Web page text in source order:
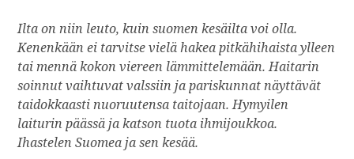
Ilta on niin leuto, kuin suomen kesäilta voi olla.
Kenenkään ei tarvitse vielä hakea pitkähihaista ylleen
tai mennä kokon viereen lämmittelemään. Haitarin
soinnut vaihtuvat valssiin ja pariskunnat näyttävät
taidokkaasti nuoruutensa taitojaan. Hymyilen
laiturin päässä ja katson tuota ihmijoukkoa.
Ihastelen Suomea ja sen kesää.